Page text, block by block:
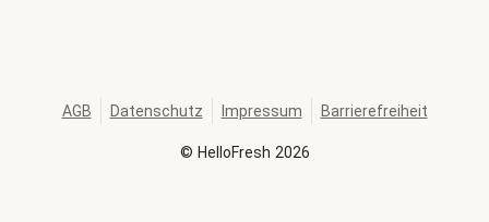
© HelloFresh 2026
AGB Datenschutz Impressum Barrierefreiheit